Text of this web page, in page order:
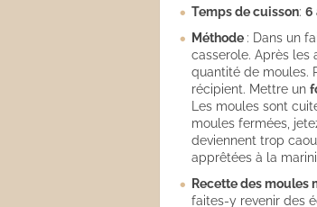
Temps de cuisson: 6
Méthode : Dans un
casserole. Après les
quantité de moules.
récipient. Mettre un
Les moules sont
moules fermées,
deviennent trop
apprêtées à la
Recette des moules
faites-y revenir des